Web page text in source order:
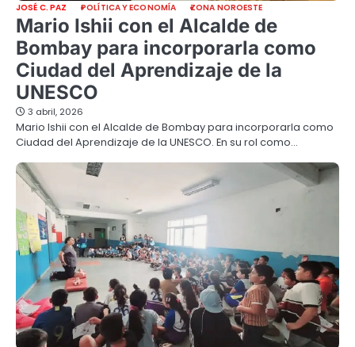
JOSÉ C. PAZ POLÍTICA Y ECONOMÍA ZONA NOROESTE
Mario Ishii con el Alcalde de
Bombay para incorporarla como
Ciudad del Aprendizaje de la
UNESCO
3 abril, 2026
Mario Ishii con el Alcalde de Bombay para incorporarla como
Ciudad del Aprendizaje de la UNESCO. En su rol como…